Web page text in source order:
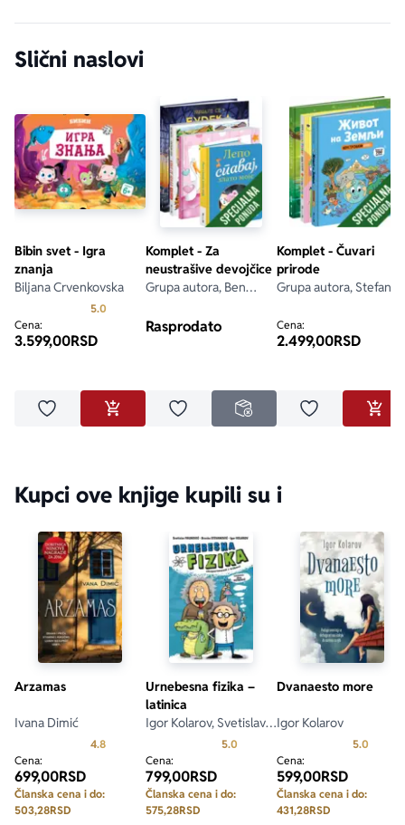
Slični naslovi
Bibin svet - Igra
znanja
Biljana Crvenkovska
5.0
Cena:
3.599,00RSD
Dodaj u omiljeneDODAJ U KORPU
Komplet - Za
neustrašive devojčice
Grupa autora, Ben
Hokins, Tom Adams
Rasprodato
Dodaj u omiljeneNEDOSTUPNO
Komplet - Čuvari
prirode
Grupa autora, Stefani
Stefan Fratini
Cena:
2.499,00RSD
Dodaj u
Kupci ove knjige kupili su i
Arzamas
Ivana Dimić
4.8Prosecna ocena je 4.8 od 5
Cena:
699,00RSD
Članska cena i do:
503,28RSD
Urnebesna fizika –
latinica
Igor Kolarov, Svetislav
Paunović, Branko
Stevanović
5.0 Prosecna ocena je 5.0 od 5
Cena:
799,00RSD
Članska cena i do:
575,28RSD
Dvanaesto more
Igor Kolarov
5.0
Cena:
599,00RSD
Članska cena i do:
431,28RSD